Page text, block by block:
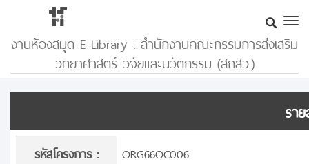
งานห้องสมุด E-Library : สำนักงานคณะกรรมการส่งเสริม
วิทยาศาสตร์ วิจัยและนวัตกรรม (สกสว.)
รา
รหัสโครงการ : ORG66OC006